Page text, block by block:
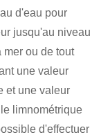
d'eau pour
jusqu'au niveau
ou de tout
une valeur
et une valeur
limnométrique
d'effectuer